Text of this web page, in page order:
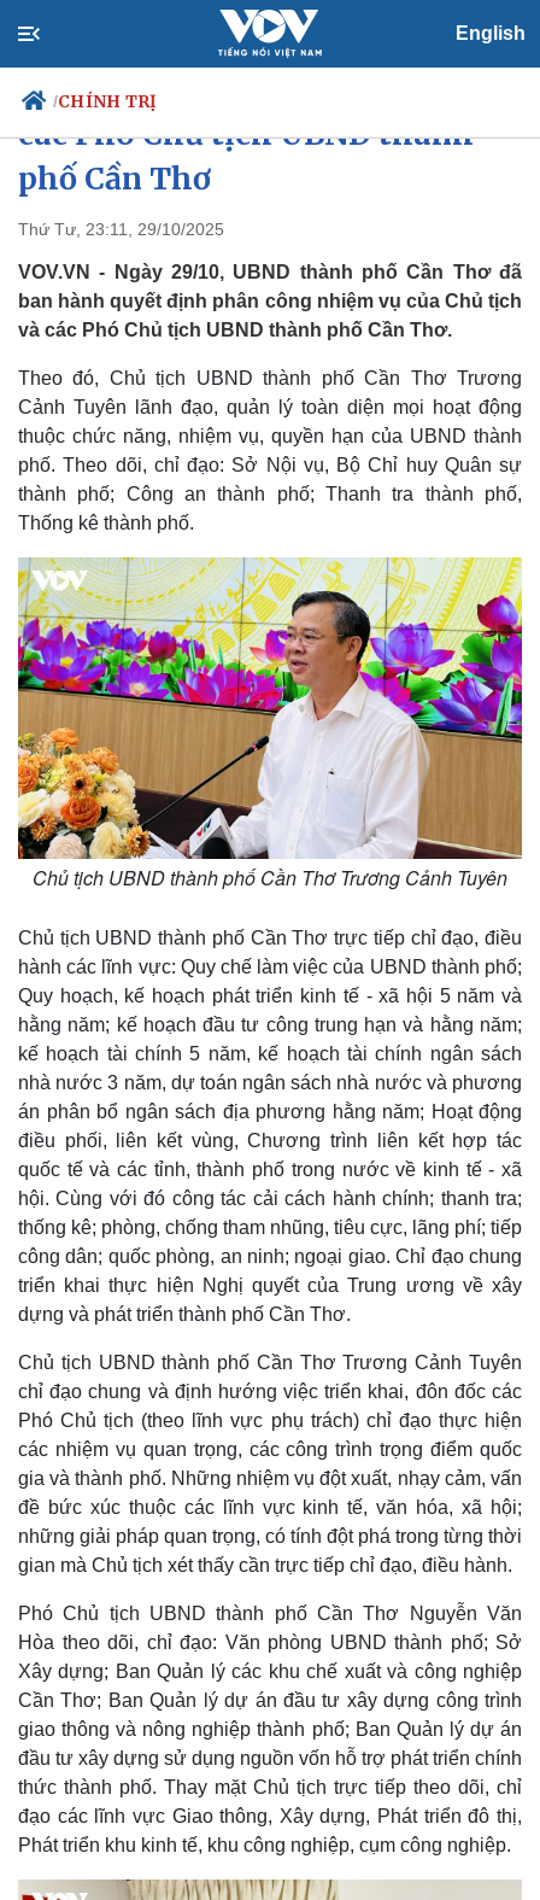
English
/CHÍNH TRỊ
Chính trị
Tổ chức nhân sự
Quốc hội
Nhận diện sự thật
Tin 24h
Dự báo thời tiết
Giáo dục
Dấu ấn VOV
Biển đảo
Thế giới
Quan sát
Cuộc sống đó đây
Hồ sơ
Multimedia
Video
Ảnh
E-Magazine
Infographic
Phân công nhiệm vụ Chủ tịch và
các Phó Chủ tịch UBND thành
phố Cần Thơ
Thứ Tư, 23:11, 29/10/2025
VOV.VN - Ngày 29/10, UBND thành phố Cần Thơ đã
ban hành quyết định phân công nhiệm vụ của Chủ tịch
và các Phó Chủ tịch UBND thành phố Cần Thơ.
Theo đó, Chủ tịch UBND thành phố Cần Thơ Trương
Cảnh Tuyên lãnh đạo, quản lý toàn diện mọi hoạt động
thuộc chức năng, nhiệm vụ, quyền hạn của UBND thành
phố. Theo dõi, chỉ đạo: Sở Nội vụ, Bộ Chỉ huy Quân sự
thành phố; Công an thành phố; Thanh tra thành phố,
Thống kê thành phố.
Chủ tịch UBND thành phố Cần Thơ Trương Cảnh Tuyên
Chủ tịch UBND thành phố Cần Thơ trực tiếp chỉ đạo, điều
hành các lĩnh vực: Quy chế làm việc của UBND thành phố;
Quy hoạch, kế hoạch phát triển kinh tế - xã hội 5 năm và
hằng năm; kế hoạch đầu tư công trung hạn và hằng năm;
kế hoạch tài chính 5 năm, kế hoạch tài chính ngân sách
nhà nước 3 năm, dự toán ngân sách nhà nước và phương
án phân bổ ngân sách địa phương hằng năm; Hoạt động
điều phối, liên kết vùng, Chương trình liên kết hợp tác
quốc tế và các tỉnh, thành phố trong nước về kinh tế - xã
hội. Cùng với đó công tác cải cách hành chính; thanh tra;
thống kê; phòng, chống tham nhũng, tiêu cực, lãng phí; tiếp
công dân; quốc phòng, an ninh; ngoại giao. Chỉ đạo chung
triển khai thực hiện Nghị quyết của Trung ương về xây
dựng và phát triển thành phố Cần Thơ.
Chủ tịch UBND thành phố Cần Thơ Trương Cảnh Tuyên
chỉ đạo chung và định hướng việc triển khai, đôn đốc các
Phó Chủ tịch (theo lĩnh vực phụ trách) chỉ đạo thực hiện
các nhiệm vụ quan trọng, các công trình trọng điểm quốc
gia và thành phố. Những nhiệm vụ đột xuất, nhạy cảm, vấn
đề bức xúc thuộc các lĩnh vực kinh tế, văn hóa, xã hội;
những giải pháp quan trọng, có tính đột phá trong từng thời
gian mà Chủ tịch xét thấy cần trực tiếp chỉ đạo, điều hành.
Phó Chủ tịch UBND thành phố Cần Thơ Nguyễn Văn
Hòa theo dõi, chỉ đạo: Văn phòng UBND thành phố; Sở
Xây dựng; Ban Quản lý các khu chế xuất và công nghiệp
Cần Thơ; Ban Quản lý dự án đầu tư xây dựng công trình
giao thông và nông nghiệp thành phố; Ban Quản lý dự án
đầu tư xây dựng sử dụng nguồn vốn hỗ trợ phát triển chính
thức thành phố. Thay mặt Chủ tịch trực tiếp theo dõi, chỉ
đạo các lĩnh vực Giao thông, Xây dựng, Phát triển đô thị,
Phát triển khu kinh tế, khu công nghiệp, cụm công nghiệp.